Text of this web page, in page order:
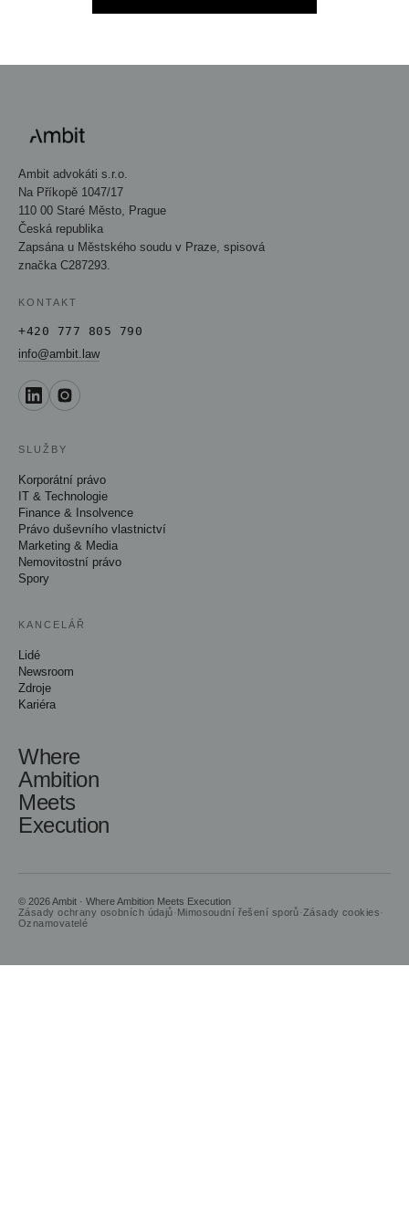
Ambit advokáti s.r.o.
Na Příkopě 1047/17
110 00 Staré Město, Prague
Česká republika
Zapsána u Městského soudu v Praze, spisová
značka C287293.
KONTAKT
+420 777 805 790
info@ambit.law
SLUŽBY
Korporátní právo
IT & Technologie
Finance & Insolvence
Právo duševního vlastnictví
Marketing & Media
Nemovitostní právo
Spory
KANCELÁŘ
Lidé
Newsroom
Zdroje
Kariéra
Where
Ambition
Meets
Execution
© 2026 Ambit · Where Ambition Meets Execution
Zásady ochrany osobních údajů· Mimosoudní řešení sporů· Zásady cookies·
Oznamovatelé